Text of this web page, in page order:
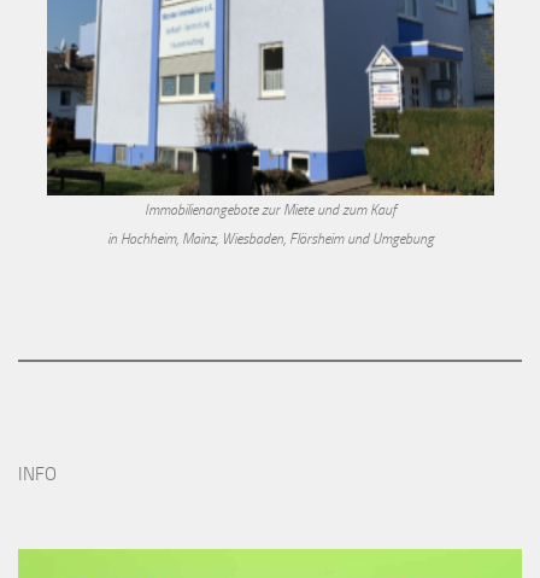
Immobilienangebote zur Miete und zum Kauf
in Hochheim, Mainz, Wiesbaden, Flörsheim und Umgebung
INFO